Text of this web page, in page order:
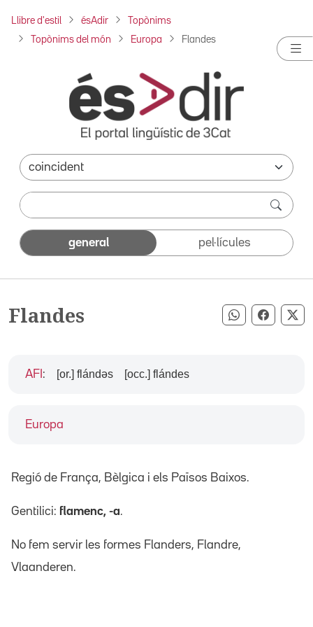
Llibre d'estil ésAdir Topònims
Topònims del món Europa Flandes
general pel·lícules
Flandes Compartir
Europa
AFI : [or.] flándəs [occ.] flándes
Regió de França, Bèlgica i els Països Baixos.
Gentilici: flamenc, -a.
No fem servir les formes Flanders, Flandre,
Vlaanderen.